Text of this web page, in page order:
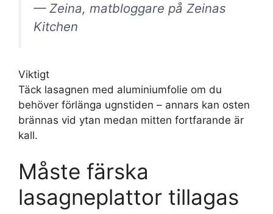
— Zeina, matbloggare på Zeinas
Kitchen
Viktigt
Täck lasagnen med aluminiumfolie om du
behöver förlänga ugnstiden – annars kan osten
brännas vid ytan medan mitten fortfarande är
kall.
Måste färska
lasagneplattor tillagas